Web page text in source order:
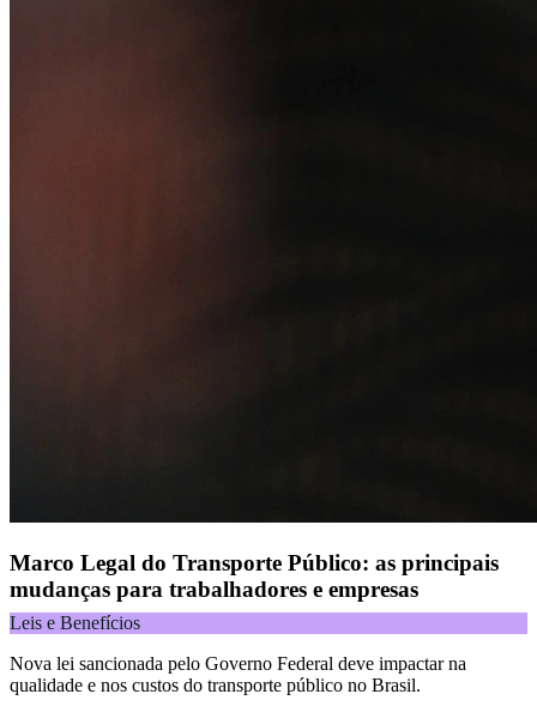
Marco Legal do Transporte Público: as principais
mudanças para trabalhadores e empresas
Leis e Benefícios
Nova lei sancionada pelo Governo Federal deve impactar na
qualidade e nos custos do transporte público no Brasil.